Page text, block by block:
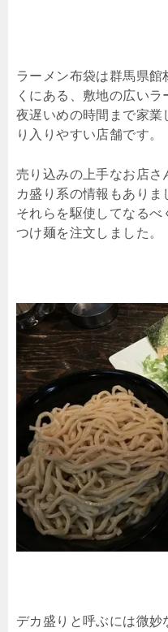
ラーメン布袋は群馬県
くにある、敷地の広いラ
夜遅いめの時間まで家業
り入りやすい店舗です。
売り込みの上手なお店
カ盛り系の情報もありま
それらを駆使してなるべ
つけ麺を注文しました。
デカ盛りと呼ぶには微